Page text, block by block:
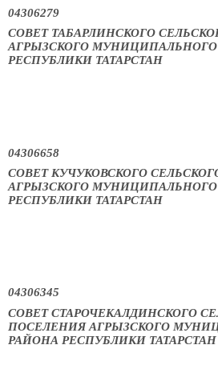
04306279
СОВЕТ ТАБАРЛИНСКОГО
АГРЫЗСКОГО
РЕСПУБЛИКИ ТАТАРСТАН
04306658
СОВЕТ КУЧУКОВСКОГО
АГРЫЗСКОГО
РЕСПУБЛИКИ ТАТАРСТАН
04306345
СОВЕТ СТАРОЧЕКАЛДИНСКОГО
ПОСЕЛЕНИЯ АГРЫЗСКОГО
РАЙОНА РЕСПУБЛИКИ ТАТАРСТАН